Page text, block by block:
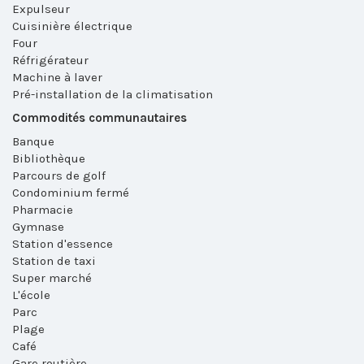
Expulseur
Cuisinière électrique
Four
Réfrigérateur
Machine à laver
Pré-installation de la climatisation
Commodités communautaires
Banque
Bibliothèque
Parcours de golf
Condominium fermé
Pharmacie
Gymnase
Station d'essence
Station de taxi
Super marché
L'école
Parc
Plage
Café